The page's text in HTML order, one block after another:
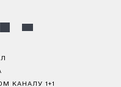
КАНАЛУ 1+1